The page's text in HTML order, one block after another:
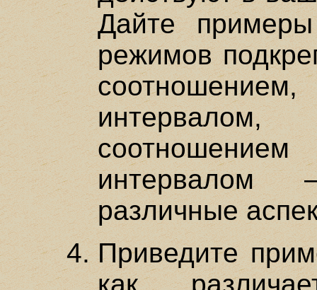
Дайте
режимов
интервалом
различные
Приведите